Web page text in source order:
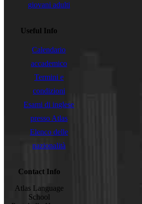
giovani adulti
Useful Info
Calendario
accademico
Termini e
condizioni
Esami di inglese
presso Atlas
Elenco delle
nazionalità
Contact Info
Atlas Language
School